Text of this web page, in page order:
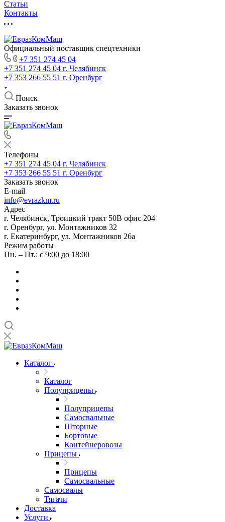
Статьи
Контакты
Официальный поставщик спецтехники
+7 351 274 45 04
+7 351 274 45 04 г. Челябинск
+7 353 266 55 51 г. Оренбург
Поиск
Заказать звонок
Телефоны
+7 351 274 45 04 г. Челябинск
+7 353 266 55 51 г. Оренбург
Заказать звонок
E-mail
info@evrazkm.ru
Адрес
г. Челябинск, Троицкий тракт 50В офис 204
г. Оренбург, ул. Монтажников 32
г. Екатеринбург, ул. Монтажников 26а
Режим работы
Пн. – Пт.: с 9:00 до 18:00
Каталог
Каталог
Полуприцепы
Полуприцепы
Самосвальные
Шторные
Бортовые
Контейнеровозы
Прицепы
Прицепы
Самосвальные
Самосвалы
Тягачи
Доставка
Услуги